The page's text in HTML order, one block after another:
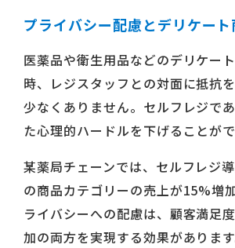
プライバシー配慮とデリケー
医薬品や衛生用品などのデリケー
時、レジスタッフとの対面に抵抗
少なくありません。セルフレジで
た心理的ハードルを下げることがで
某薬局チェーンでは、セルフレジ
の商品カテゴリーの売上が15%増
ライバシーへの配慮は、顧客満足
加の両方を実現する効果があります